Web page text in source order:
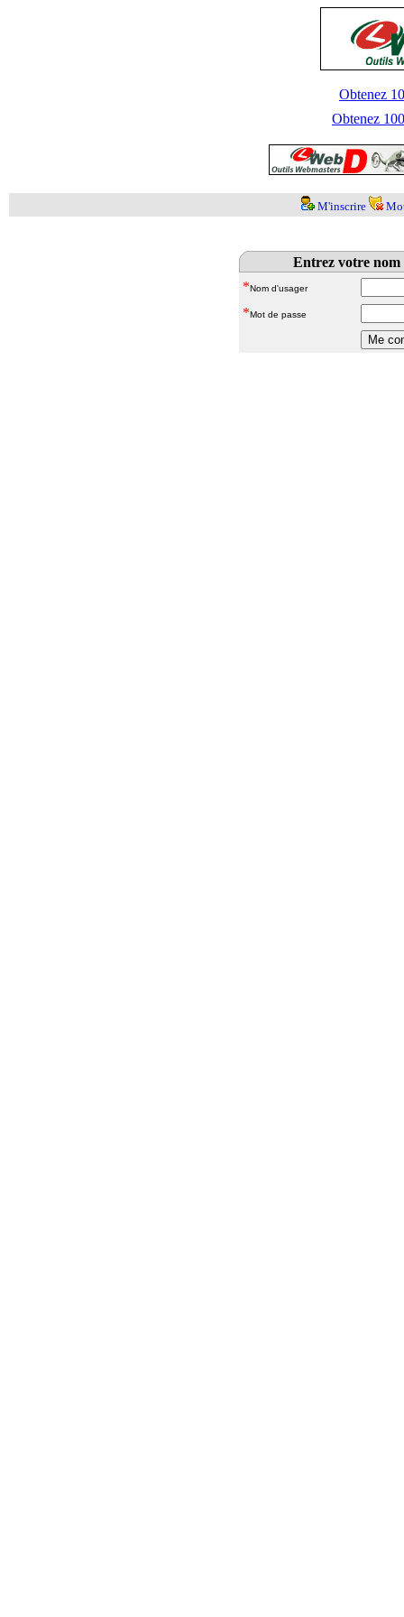
Obtenez
Obtenez
M'inscrire
Entrez votre nom
*Nom d'usager
*Mot de passe